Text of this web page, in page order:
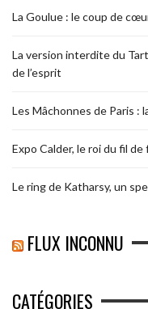
La Goulue : le coup de
La version interdite du
de l’esprit
Les Mâchonnes de Paris :
Expo Calder, le roi du fil
Le ring de Katharsy, un
FLUX INCONNU
CATÉGORIES